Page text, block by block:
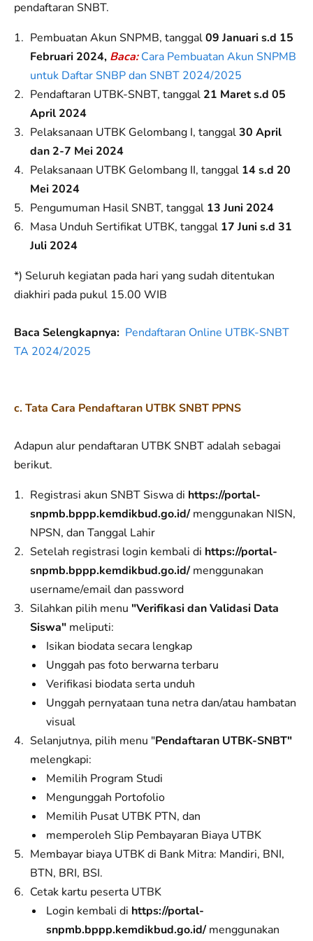
pendaftaran SNBT.
Pembuatan Akun SNPMB, tanggal09 Januari s.d 15
Februari 2024, Baca: Cara Pembuatan Akun SNPMB
untuk Daftar SNBP dan SNBT 2024/2025
Pendaftaran UTBK-SNBT, tanggal 21 Maret s.d 05
April 2024
Pelaksanaan UTBK Gelombang I, tanggal30 April
dan 2-7 Mei 2024
Pelaksanaan UTBK Gelombang II, tanggal 14 s.d 20
Mei 2024
Pengumuman Hasil SNBT, tanggal 13 Juni 2024
Masa Unduh Sertifikat UTBK, tanggal 17 Juni s.d 31
Juli 2024
*) Seluruh kegiatan pada hari yang sudah ditentukan
diakhiri pada pukul 15.00 WIB
Baca Selengkapnya: Pendaftaran Online UTBK-SNBT
TA 2024/2025
c. Tata Cara Pendaftaran UTBK SNBT PPNS
Adapun alur pendaftaran UTBK SNBT adalah sebagai
berikut.
Registrasi akun SNBT Siswa di https://portal-
snpmb.bppp.kemdikbud.go.id/ menggunakan NISN,
NPSN, dan Tanggal Lahir
Setelah registrasi login kembali di https://portal-
snpmb.bppp.kemdikbud.go.id/ menggunakan
username/email dan password
Silahkan pilih menu "Verifikasi dan Validasi Data
Siswa" meliputi:
Isikan biodata secara lengkap
Unggah pas foto berwarna terbaru
Verifikasi biodata serta unduh
Unggah pernyataan tuna netra dan/atau hambatan
visual
Selanjutnya, pilih menu "Pendaftaran UTBK-SNBT"
melengkapi:
Memilih Program Studi
Mengunggah Portofolio
Memilih Pusat UTBK PTN, dan
memperoleh Slip Pembayaran Biaya UTBK
Membayar biaya UTBK di Bank Mitra: Mandiri, BNI,
BTN, BRI, BSI.
Cetak kartu peserta UTBK
Login kembali di https://portal-
snpmb.bppp.kemdikbud.go.id/ menggunakan